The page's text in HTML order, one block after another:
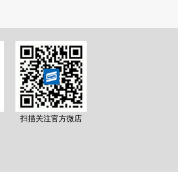
扫描关注官方微店